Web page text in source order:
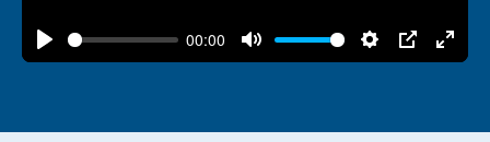
Play
00:00
Mute Settings
PIP Enter